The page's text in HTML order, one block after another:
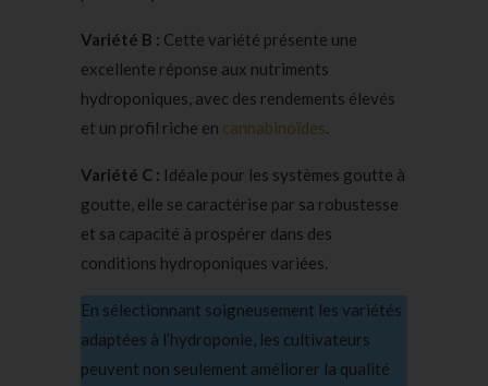
Variété B : Cette variété présente une
excellente réponse aux nutriments
hydroponiques, avec des rendements élevés
et un profil riche en cannabinoïdes.
Variété C : Idéale pour les systèmes goutte à
goutte, elle se caractérise par sa robustesse
et sa capacité à prospérer dans des
conditions hydroponiques variées.
En sélectionnant soigneusement les variétés
adaptées à l’hydroponie, les cultivateurs
peuvent non seulement améliorer la qualité